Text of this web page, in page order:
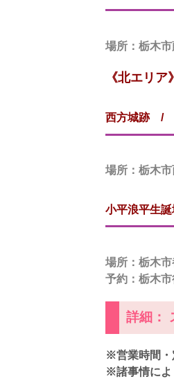
場所 ：栃木
《北エリア》
西方城跡/
場所 ：栃木
小平浪平生誕
場所 ：栃木
予約：栃木
詳細：
※営業時間・
※諸事情によ